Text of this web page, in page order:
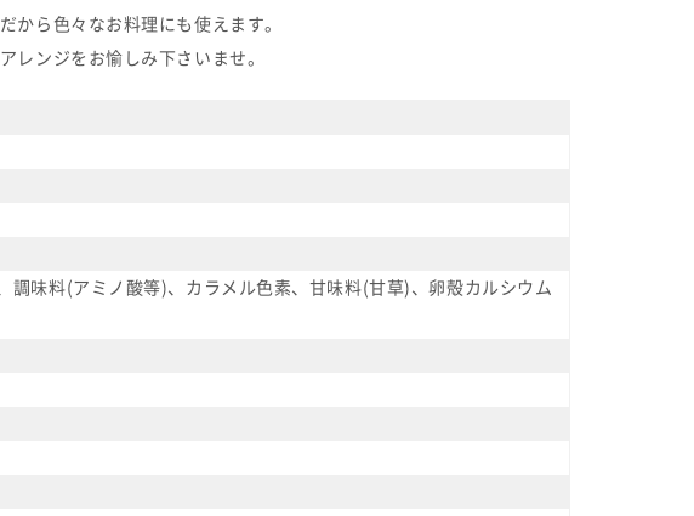
から色々なお料理にも使えます。
レンジをお愉しみ下さいませ。
味料(アミノ酸等)、カラメル色素、甘味料(甘草)、卵殻カルシウム